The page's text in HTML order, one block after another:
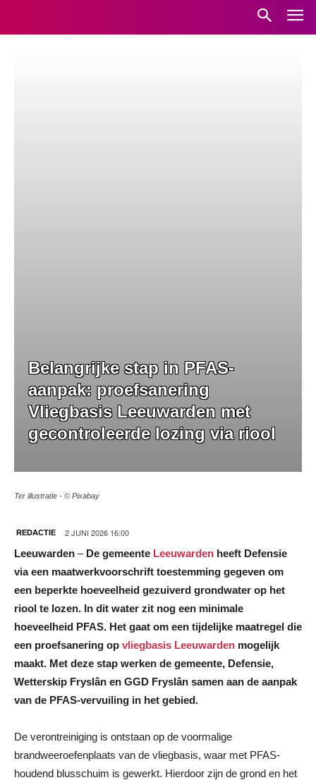
Belangrijke stap in PFAS-
aanpak: proefsanering
Vliegbasis Leeuwarden met
gecontroleerde lozing via riool
Ter illustratie - © Pixabay
REDACTIE 2 JUNI 2026 16:00
Leeuwarden – De gemeente Leeuwarden heeft Defensie
via een maatwerkvoorschrift toestemming gegeven om
een beperkte hoeveelheid gezuiverd grondwater op het
riool te lozen. In dit water zit nog een minimale
hoeveelheid PFAS. Het gaat om een tijdelijke maatregel die
een proefsanering op vliegbasis Leeuwarden mogelijk
maakt. Met deze stap werken de gemeente, Defensie,
Wetterskip Fryslân en GGD Fryslân samen aan de aanpak
van de PFAS-vervuiling in het gebied.
De verontreiniging is ontstaan op de voormalige
brandweeroefenplaats van de vliegbasis, waar met PFAS-
houdend blusschuim is gewerkt. Hierdoor zijn de grond en het